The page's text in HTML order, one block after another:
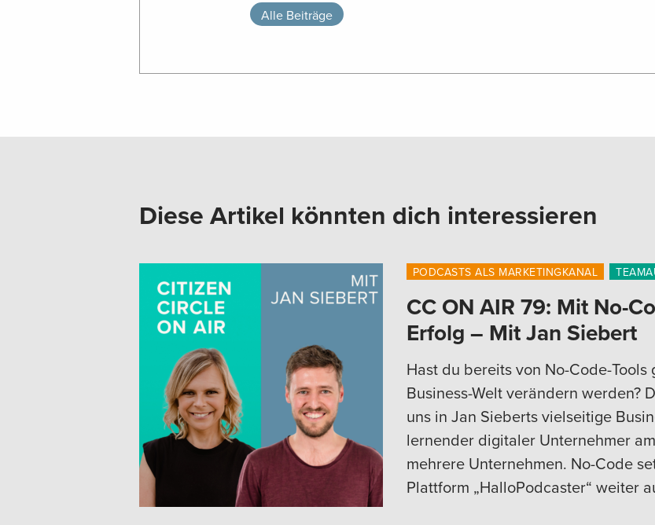
Alle Beiträge
Diese Artikel könnten dich interessieren
PODCASTS ALS MARKETINGKANAL
CC ON AIR 79: Mit No-
Erfolg – Mit Jan Siebert
Hast du bereits von No-Code-
Business-Welt verändern werden?
uns in Jan Sieberts vielseitige
lernender digitaler Unternehmer
mehrere Unternehmen. No-Code
Plattform „HalloPodcaster“ weiter